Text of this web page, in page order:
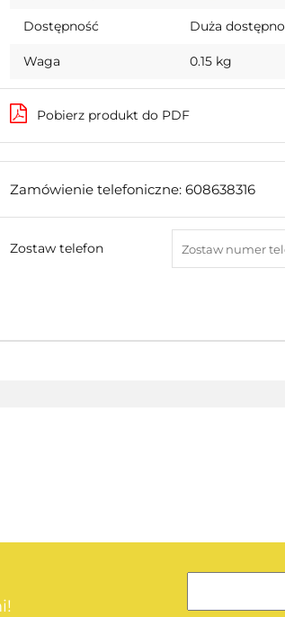
Dostępność Duża
Waga 0.15 kg
Pobierz produkt do PDF
Zamówienie telefoniczne: 608638316
Zostaw telefon